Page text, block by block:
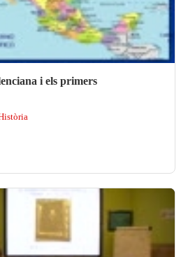
i els primers